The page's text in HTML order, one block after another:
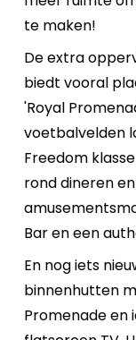
te maken!
De extra
biedt vooral
'Royal
voetbalvelden
Freedom
rond dineren
Bar en een
En nog iets
binnenhutten
Promenade en